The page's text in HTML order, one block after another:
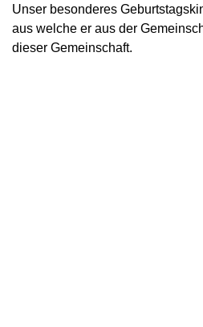
Unser besonderes
aus welche er aus der
dieser Gemeinschaft.